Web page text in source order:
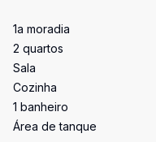
1a moradia
2 quartos
Sala
Cozinha
1 banheiro
Área de tanque